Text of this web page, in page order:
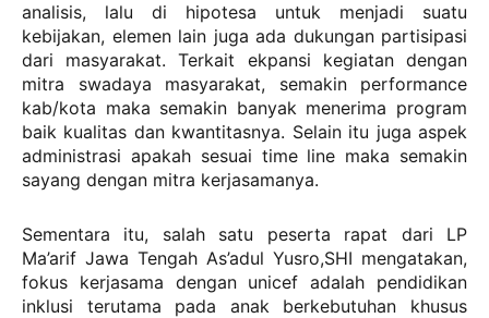
analisis, lalu di hipotesa untuk menjadi suatu
kebijakan, elemen lain juga ada dukungan partisipasi
dari masyarakat. Terkait ekpansi kegiatan dengan
mitra swadaya masyarakat, semakin performance
kab/kota maka semakin banyak menerima program
baik kualitas dan kwantitasnya. Selain itu juga aspek
administrasi apakah sesuai time line maka semakin
sayang dengan mitra kerjasamanya.
Sementara itu, salah satu peserta rapat dari LP
Ma’arif Jawa Tengah As’adul Yusro,SHI mengatakan,
fokus kerjasama dengan unicef adalah pendidikan
inklusi terutama pada anak berkebutuhan khusus